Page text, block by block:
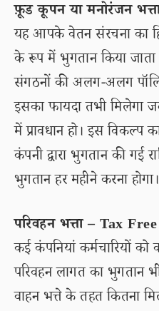
फ़ूड कूपन या मनोरंजन
यह आपके वेतन संरचना का
के रूप में भुगतान किया
संगठनों की अलग-अलग
इसका फायदा तभी मिलेगा
में प्रावधान हो। इस
कंपनी द्वारा भुगतान की गई
भुगतान हर महीने करना होगा।
परिवहन भत्ता – Tax
कई कंपनियां कर्मचारियों
परिवहन लागत का भुगतान
वाहन भत्ते के तहत कितना